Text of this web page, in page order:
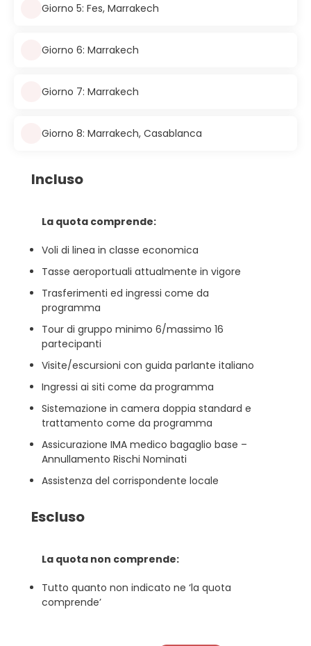
Giorno 5: Fes, Marrakech
Giorno 6: Marrakech
Giorno 7: Marrakech
Giorno 8: Marrakech, Casablanca
Incluso
La quota comprende:
Voli di linea in classe economica
Tasse aeroportuali attualmente in vigore
Trasferimenti ed ingressi come da
programma
Tour di gruppo minimo 6/massimo 16
partecipanti
Visite/escursioni con guida parlante italiano
Ingressi ai siti come da programma
Sistemazione in camera doppia standard e
trattamento come da programma
Assicurazione IMA medico bagaglio base –
Annullamento Rischi Nominati
Assistenza del corrispondente locale
Escluso
La quota non comprende:
Tutto quanto non indicato ne ‘la quota
comprende’